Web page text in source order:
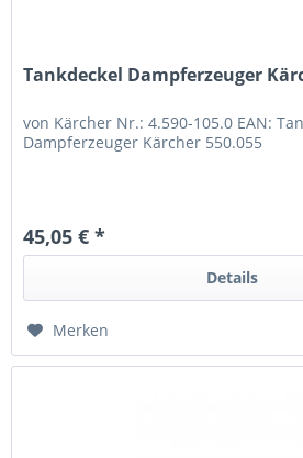
Tankdeckel Dampferzeuger
von Kärcher Nr.: 4.590-105.0 EAN:
Dampferzeuger Kärcher 550.055
45,05 € *
Details
Merken